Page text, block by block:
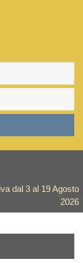
dal 3 al 19 Agosto
2026